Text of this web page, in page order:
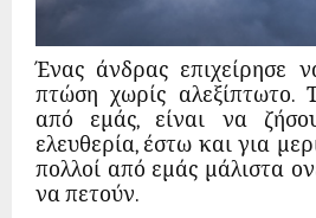
Ένας άνδρας επιχείρησε
πτώση χωρίς αλεξίπτωτο.
από εμάς, είναι να
ελευθερία, έστω και για
πολλοί από εμάς μάλιστα
να πετούν.